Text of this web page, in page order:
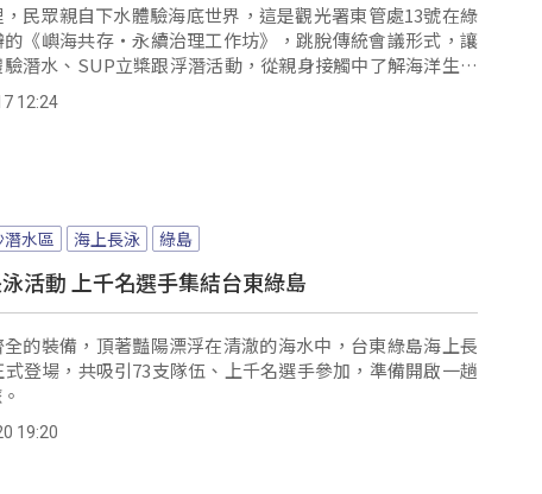
民眾親自下水體驗海底世界，這是觀光署東管處13號在綠
《嶼海共存・永續治理工作坊》，跳脫傳統會議形式，讓
潛水、SUP立槳跟浮潛活動，從親身接觸中了解海洋生態
要，也希望以大白沙作為示範場域，建立專業導潛制度，
夠並行發展。
12:24
水區 海上長泳 綠島
活動 上千名選手集結台東綠島
的裝備，頂著豔陽漂浮在清澈的海水中，台東綠島海上長
登場，共吸引73支隊伍、上千名選手參加，準備開啟一趟
19:20